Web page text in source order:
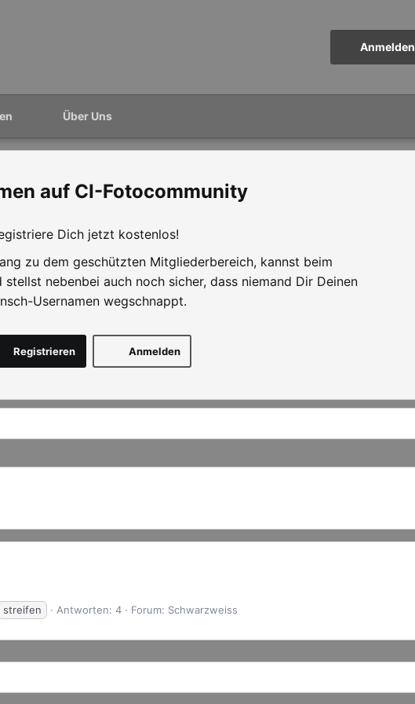
Anmelden
Über Uns
CI-Fotocommunity
Dich jetzt kostenlos!
zu dem geschützten Mitgliederbereich, kannst beim
nebenbei auch noch sicher, dass niemand Dir Deinen
Usernamen wegschnappt.
Anmelden
Registrieren
streifen Antworten: 4 Forum: Schwarzweiss